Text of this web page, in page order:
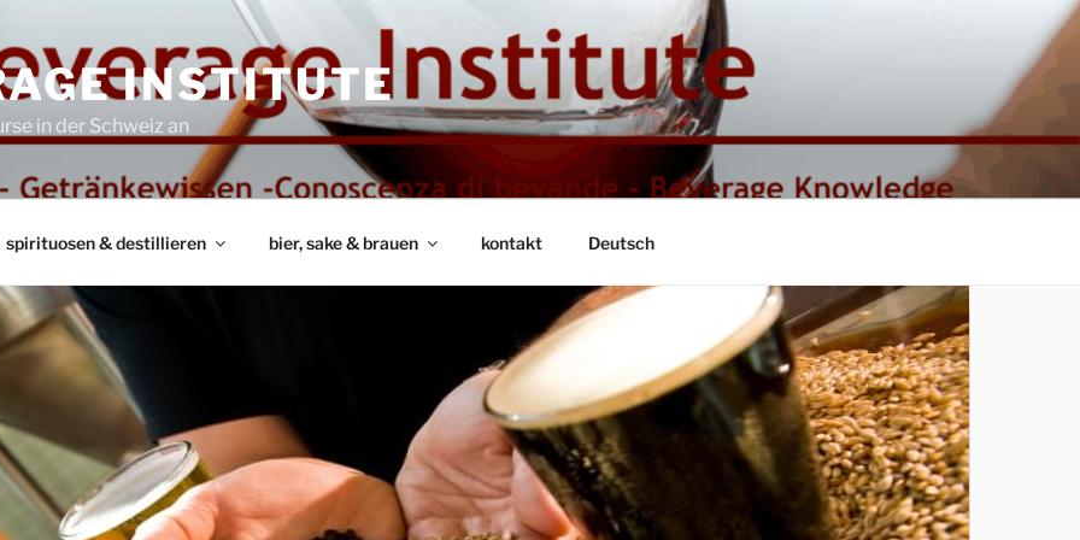
INSTITUTE
in der Schweiz an
spirituosen & destillieren bier, sake & brauen kontakt Deutsch